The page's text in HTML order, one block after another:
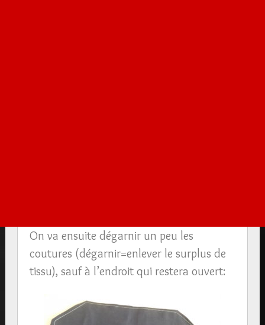
On va ensuite dégarnir un peu les
coutures (dégarnir=enlever le surplus de
tissu), sauf à l’endroit qui restera ouvert: